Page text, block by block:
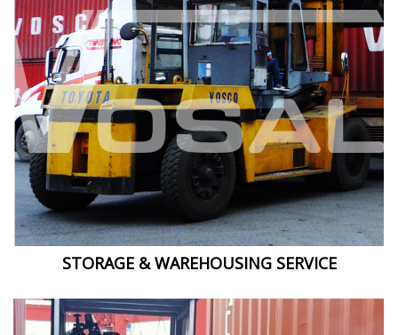
STORAGE & WAREHOUSING SERVICE